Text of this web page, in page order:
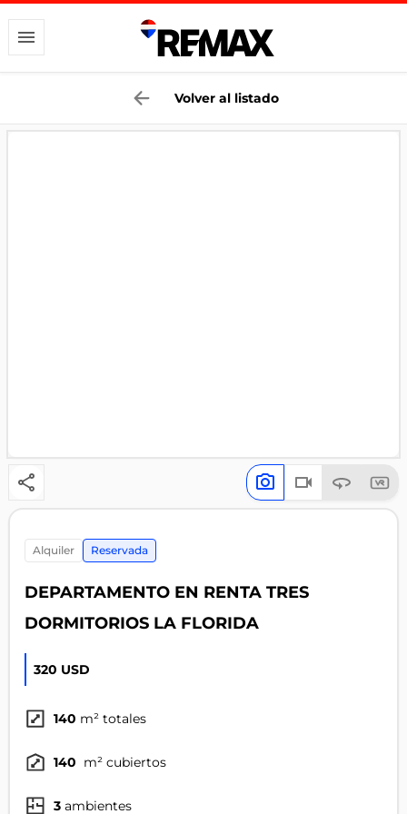
Volver al listado
alquiler Reservada
DEPARTAMENTO EN RENTA TRES
DORMITORIOS LA FLORIDA
320 USD
140 m² totales
140 m² cubiertos
3 ambientes